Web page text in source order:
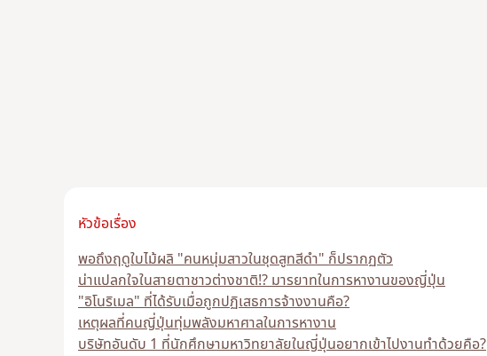
หัวข้อเรื่อง
พอถึงฤดูใบไม้ผลิ "คนหนุ่มสาวในชุดสูทสีดำ" ก็ปรากฏตัว
น่าแปลกใจในสายตาชาวต่างชาติ!? มารยาทในการหางานของญี่ปุ่น
"อิโนริเมล" ที่ได้รับเมื่อถูกปฏิเสธการจ้างงานคือ?
เหตุผลที่คนญี่ปุ่นทุ่มพลังมหาศาลในการหางาน
บริษัทอันดับ 1 ที่นักศึกษามหาวิทยาลัยในญี่ปุ่นอยากเข้าไปงานทำด้วยคือ?